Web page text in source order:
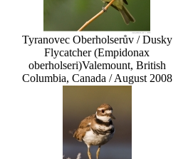
Tyranovec Oberholserův / Dusky
Flycatcher (Empidonax
oberholseri)Valemount, British
Columbia, Canada / August 2008